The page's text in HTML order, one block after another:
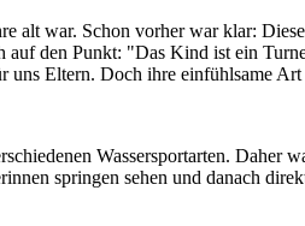
alt war. Schon vorher war klar:
den Punkt: "Das Kind ist ein
Eltern. Doch ihre einfühlsame
Wassersportarten. Daher
springen sehen und danach